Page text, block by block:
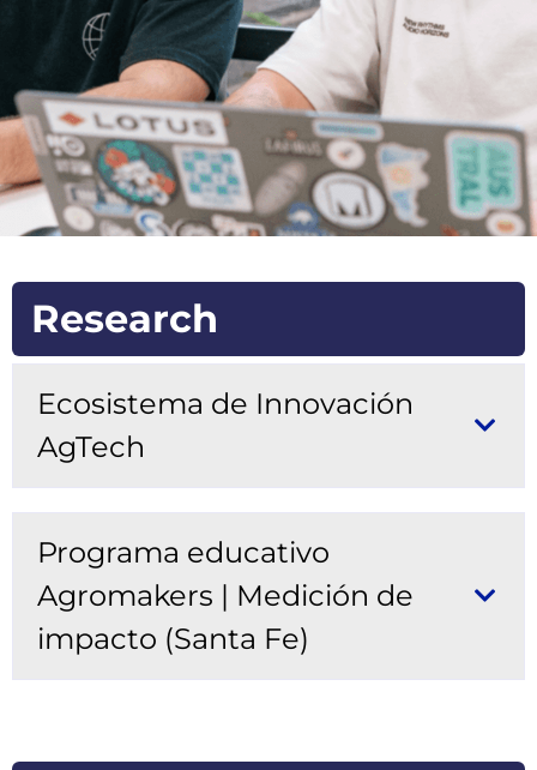
Research
Ecosistema de Innovación
AgTech
Programa educativo
Agromakers | Medición de
impacto (Santa Fe)